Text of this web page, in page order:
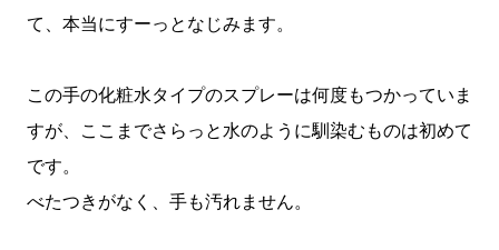
て、本当にすーっとなじみます。
この手の化粧水タイプのスプレーは何度もつかっていま
すが、ここまでさらっと水のように馴染むものは初めて
です。
べたつきがなく、手も汚れません。